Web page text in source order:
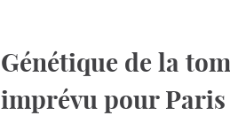
Génétique de la
imprévu pour Paris